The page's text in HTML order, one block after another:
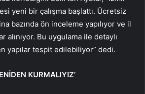
yeni bir çalışma başlattı. Ücretsiz
bazında ön inceleme yapılıyor ve il
alınıyor. Bu uygulama ile detaylı
yapılar tespit edilebiliyor” dedi.
KURMALIYIZ’